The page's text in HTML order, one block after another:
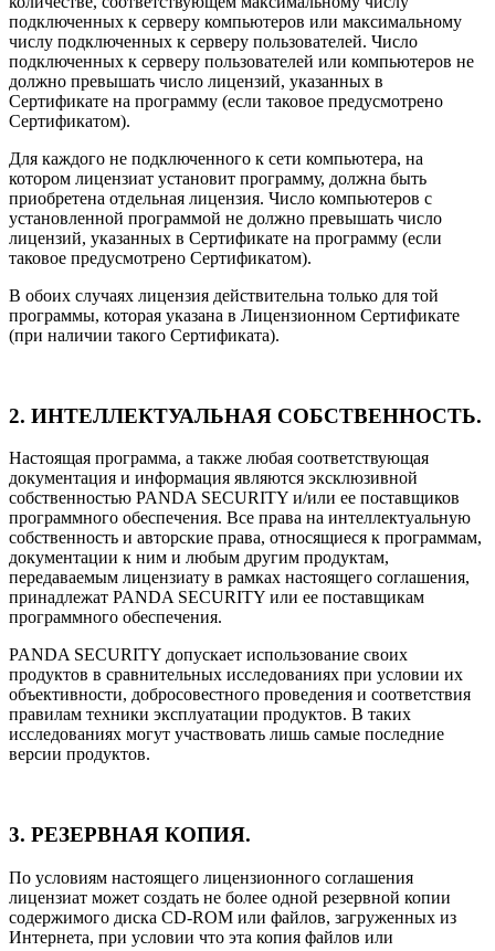
подключенных к серверу компьютеров или максимальному
числу подключенных к серверу пользователей. Число
подключенных к серверу пользователей или компьютеров не
должно превышать число лицензий, указанных в
Сертификате на программу (если таковое предусмотрено
Сертификатом).
Для каждого не подключенного к сети компьютера, на
котором лицензиат установит программу, должна быть
приобретена отдельная лицензия. Число компьютеров с
установленной программой не должно превышать число
лицензий, указанных в Сертификате на программу (если
таковое предусмотрено Сертификатом).
В обоих случаях лицензия действительна только для той
программы, которая указана в Лицензионном Сертификате
(при наличии такого Сертификата).
2. ИНТЕЛЛЕКТУАЛЬНАЯ СОБСТВЕННОСТЬ.
Настоящая программа, а также любая соответствующая
документация и информация являются эксклюзивной
собственностью PANDA SECURITY и/или ее поставщиков
программного обеспечения. Все права на интеллектуальную
собственность и авторские права, относящиеся к программам,
документации к ним и любым другим продуктам,
передаваемым лицензиату в рамках настоящего соглашения,
принадлежат PANDA SECURITY или ее поставщикам
программного обеспечения.
PANDA SECURITY допускает использование своих
продуктов в сравнительных исследованиях при условии их
объективности, добросовестного проведения и соответствия
правилам техники эксплуатации продуктов. В таких
исследованиях могут участвовать лишь самые последние
версии продуктов.
3. РЕЗЕРВНАЯ КОПИЯ.
По условиям настоящего лицензионного соглашения
лицензиат может создать не более одной резервной копии
содержимого диска CD-ROM или файлов, загруженных из
Интернета, при условии что эта копия файлов или